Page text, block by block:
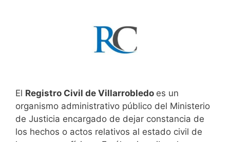
El Registro Civil de Villarrobledo es un
organismo administrativo público del Ministerio
de Justicia encargado de dejar constancia de
los hechos o actos relativos al estado civil de